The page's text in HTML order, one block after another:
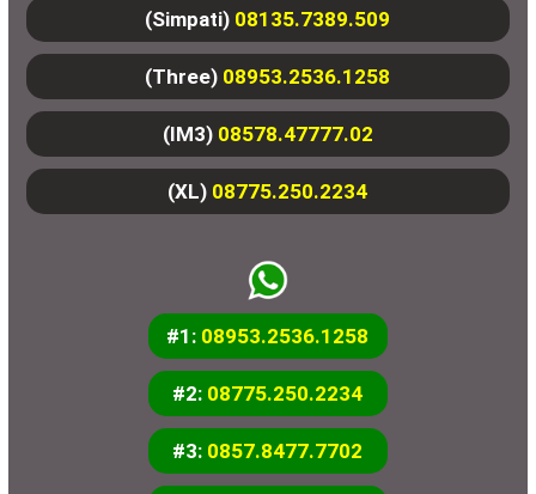
(Simpati) 08135.7389.509
(Three) 08953.2536.1258
(IM3) 08578.47777.02
(XL) 08775.250.2234
#1: 08953.2536.1258
#2: 08775.250.2234
#3: 0857.8477.7702